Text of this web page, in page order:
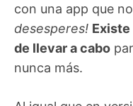
con una app que
desesperes!
de llevar a cabo
nunca más.